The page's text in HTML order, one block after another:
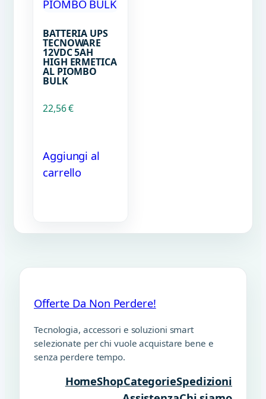
BATTERIA UPS
TECNOWARE
12VDC 5AH
HIGH ERMETICA
AL PIOMBO
BULK
22,56€
Aggiungi al
carrello
Offerte Da Non Perdere!
Tecnologia, accessori e soluzioni smart
selezionate per chi vuole acquistare bene e
senza perdere tempo.
HomeShopCategorieSpedizioni